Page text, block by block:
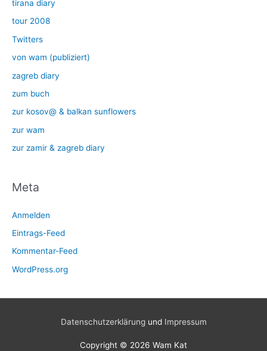
tirana diary
tour 2008
Twitters
von wam (publiziert)
zagreb diary
zum buch
zur kosov@ & balkan sunflowers
zur wam
zur zamir & zagreb diary
Meta
Anmelden
Eintrags-Feed
Kommentar-Feed
WordPress.org
Datenschutzerklärungund Impressum
Copyright © 2026 Wam Kat